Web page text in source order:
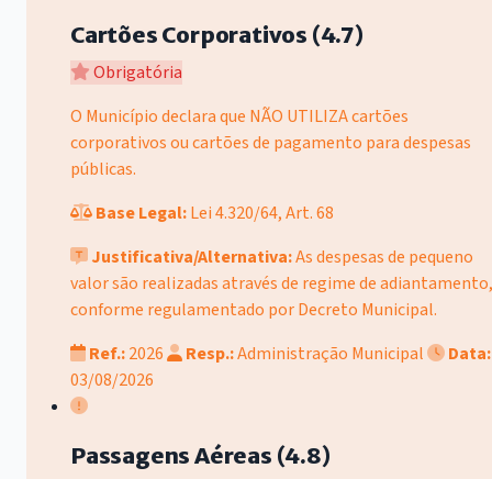
Cartões Corporativos (4.7)
Obrigatória
O Município declara que NÃO UTILIZA cartões
corporativos ou cartões de pagamento para despesas
públicas.
Base Legal:Lei 4.320/64, Art. 68
Justificativa/Alternativa:As despesas de pequeno
valor são realizadas através de regime de adiantamento,
conforme regulamentado por Decreto Municipal.
Ref.:2026 Resp.:Administração Municipal
Data:
03/08/2026
Passagens Aéreas (4.8)